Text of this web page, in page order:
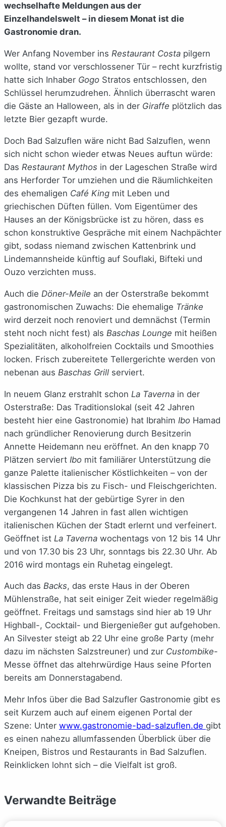
wechselhafte Meldungen aus der
Einzelhandelswelt – in diesem Monat ist die
Gastronomie dran.
Wer Anfang November ins Restaurant Costa pilgern
wollte, stand vor verschlossener Tür – recht kurzfristig
hatte sich Inhaber Gogo Stratos entschlossen, den
Schlüssel herumzudrehen. Ähnlich überrascht waren
die Gäste an Halloween, als in der Giraffe plötzlich das
letzte Bier gezapft wurde.
Doch Bad Salzuflen wäre nicht Bad Salzuflen, wenn
sich nicht schon wieder etwas Neues auftun würde:
Das Restaurant Mythos in der Lageschen Straße wird
ans Herforder Tor umziehen und die Räumlichkeiten
des ehemaligen Café King mit Leben und
griechischen Düften füllen. Vom Eigentümer des
Hauses an der Königsbrücke ist zu hören, dass es
schon konstruktive Gespräche mit einem Nachpächter
gibt, sodass niemand zwischen Kattenbrink und
Lindemannsheide künftig auf Souflaki, Bifteki und
Ouzo verzichten muss.
Auch die Döner-Meile an der Osterstraße bekommt
gastronomischen Zuwachs: Die ehemalige Tränke
wird derzeit noch renoviert und demnächst (Termin
steht noch nicht fest) als Baschas Lounge mit heißen
Spezialitäten, alkoholfreien Cocktails und Smoothies
locken. Frisch zubereitete Tellergerichte werden von
nebenan aus Baschas Grill serviert.
In neuem Glanz erstrahlt schon La Taverna in der
Osterstraße: Das Traditionslokal (seit 42 Jahren
besteht hier eine Gastronomie) hat Ibrahim Ibo Hamad
nach gründlicher Renovierung durch Besitzerin
Annette Heidemann neu eröffnet. An den knapp 70
Plätzen serviert Ibo mit familiärer Unterstützung die
ganze Palette italienischer Köstlichkeiten – von der
klassischen Pizza bis zu Fisch- und Fleischgerichten.
Die Kochkunst hat der gebürtige Syrer in den
vergangenen 14 Jahren in fast allen wichtigen
italienischen Küchen der Stadt erlernt und verfeinert.
Geöffnet ist La Taverna wochentags von 12 bis 14 Uhr
und von 17.30 bis 23 Uhr, sonntags bis 22.30 Uhr. Ab
2016 wird montags ein Ruhetag eingelegt.
Auch das Backs, das erste Haus in der Oberen
Mühlenstraße, hat seit einiger Zeit wieder regelmäßig
geöffnet. Freitags und samstags sind hier ab 19 Uhr
Highball-, Cocktail- und Biergenießer gut aufgehoben.
An Silvester steigt ab 22 Uhr eine große Party (mehr
dazu im nächsten Salzstreuner) und zur Custombike-
Messe öffnet das altehrwürdige Haus seine Pforten
bereits am Donnerstagabend.
Mehr Infos über die Bad Salzufler Gastronomie gibt es
seit Kurzem auch auf einem eigenen Portal der
Szene: Unter www.gastronomie-bad-salzuflen.de gibt
es einen nahezu allumfassenden Überblick über die
Kneipen, Bistros und Restaurants in Bad Salzuflen.
Reinklicken lohnt sich – die Vielfalt ist groß.
Verwandte Beiträge